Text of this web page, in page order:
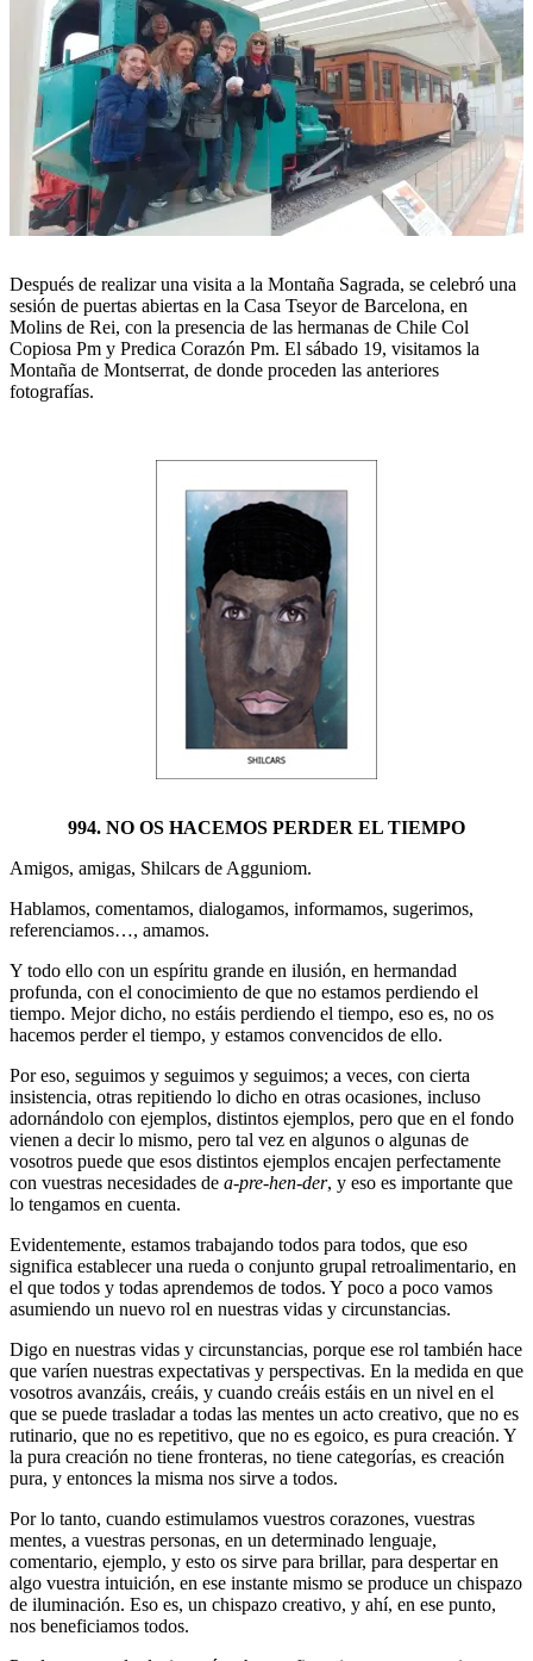
Después de realizar una visita a la Montaña Sagrada, se celebró una
sesión de puertas abiertas en la Casa Tseyor de Barcelona, en
Molins de Rei, con la presencia de las hermanas de Chile Col
Copiosa Pm y Predica Corazón Pm. El sábado 19, visitamos la
Montaña de Montserrat, de donde proceden las anteriores
fotografías.
994. NO OS HACEMOS PERDER EL TIEMPO
Amigos, amigas, Shilcars de Agguniom.
Hablamos, comentamos, dialogamos, informamos, sugerimos,
referenciamos…, amamos.
Y todo ello con un espíritu grande en ilusión, en hermandad
profunda, con el conocimiento de que no estamos perdiendo el
tiempo. Mejor dicho, no estáis perdiendo el tiempo, eso es, no os
hacemos perder el tiempo, y estamos convencidos de ello.
Por eso, seguimos y seguimos y seguimos; a veces, con cierta
insistencia, otras repitiendo lo dicho en otras ocasiones, incluso
adornándolo con ejemplos, distintos ejemplos, pero que en el fondo
vienen a decir lo mismo, pero tal vez en algunos o algunas de
vosotros puede que esos distintos ejemplos encajen perfectamente
con vuestras necesidades de a-pre-hen-der, y eso es importante que
lo tengamos en cuenta.
Evidentemente, estamos trabajando todos para todos, que eso
significa establecer una rueda o conjunto grupal retroalimentario, en
el que todos y todas aprendemos de todos. Y poco a poco vamos
asumiendo un nuevo rol en nuestras vidas y circunstancias.
Digo en nuestras vidas y circunstancias, porque ese rol también hace
que varíen nuestras expectativas y perspectivas. En la medida en que
vosotros avanzáis, creáis, y cuando creáis estáis en un nivel en el
que se puede trasladar a todas las mentes un acto creativo, que no es
rutinario, que no es repetitivo, que no es egoico, es pura creación. Y
la pura creación no tiene fronteras, no tiene categorías, es creación
pura, y entonces la misma nos sirve a todos.
Por lo tanto, cuando estimulamos vuestros corazones, vuestras
mentes, a vuestras personas, en un determinado lenguaje,
comentario, ejemplo, y esto os sirve para brillar, para despertar en
algo vuestra intuición, en ese instante mismo se produce un chispazo
de iluminación. Eso es, un chispazo creativo, y ahí, en ese punto,
nos beneficiamos todos.